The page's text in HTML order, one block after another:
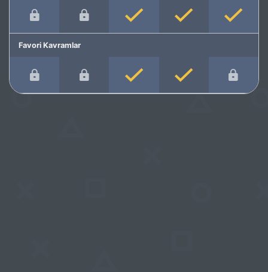
Favori Kavramlar